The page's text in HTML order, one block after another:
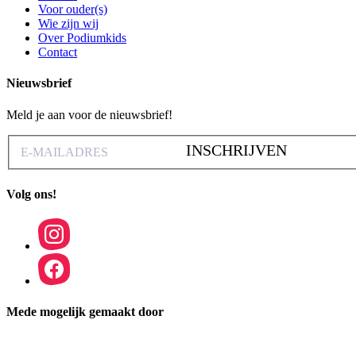
Voor ouder(s)
Wie zijn wij
Over Podiumkids
Contact
Nieuwsbrief
Meld je aan voor de nieuwsbrief!
INSCHRIJVEN
Volg ons!
Mede mogelijk gemaakt door